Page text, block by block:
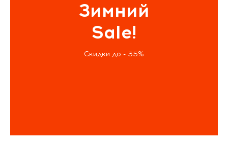
Зимний
Sale!
Скидки до - 35%